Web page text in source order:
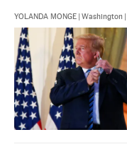
YOLANDA MONGE Washington